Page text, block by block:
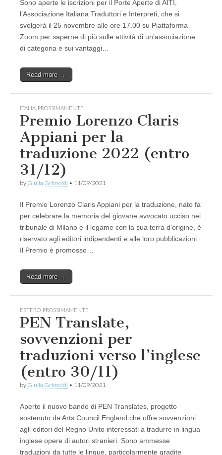
Sono aperte le iscrizioni per il Porte Aperte di AITI,
l’Associazione Italiana Traduttori e Interpreti, che si
svolgerà il 25 novembre alle ore 17.00 su Piattaforma
Zoom per saperne di più sulle attività di un’associazione
di categoria e sui vantaggi…
Read more →
ITALIA PROSSIMAMENTE
Premio Lorenzo Claris
Appiani per la
traduzione 2022 (entro
31/12)
by Giulia Grimoldi • 11/09/2021
Il Premio Lorenzo Claris Appiani per la traduzione, nato fa
per celebrare la memoria del giovane avvocato ucciso nel
tribunale di Milano e il legame con la sua terra d’origine, è
riservato agli editori indipendenti e alle loro pubblicazioni.
Il Premio è promosso…
Read more →
ESTERO PROSSIMAMENTE
PEN Translate,
sovvenzioni per
traduzioni verso l’inglese
(entro 30/11)
by Giulia Grimoldi • 11/09/2021
Aperto il nuovo bando di PEN Translates, progetto
sostenuto da Arts Council England che offre sovvenzioni
agli editori del Regno Unito interessati a tradurre in lingua
inglese opere di autori stranieri. Sono ammesse
traduzioni da tutte le lingue, particolarmente gradite